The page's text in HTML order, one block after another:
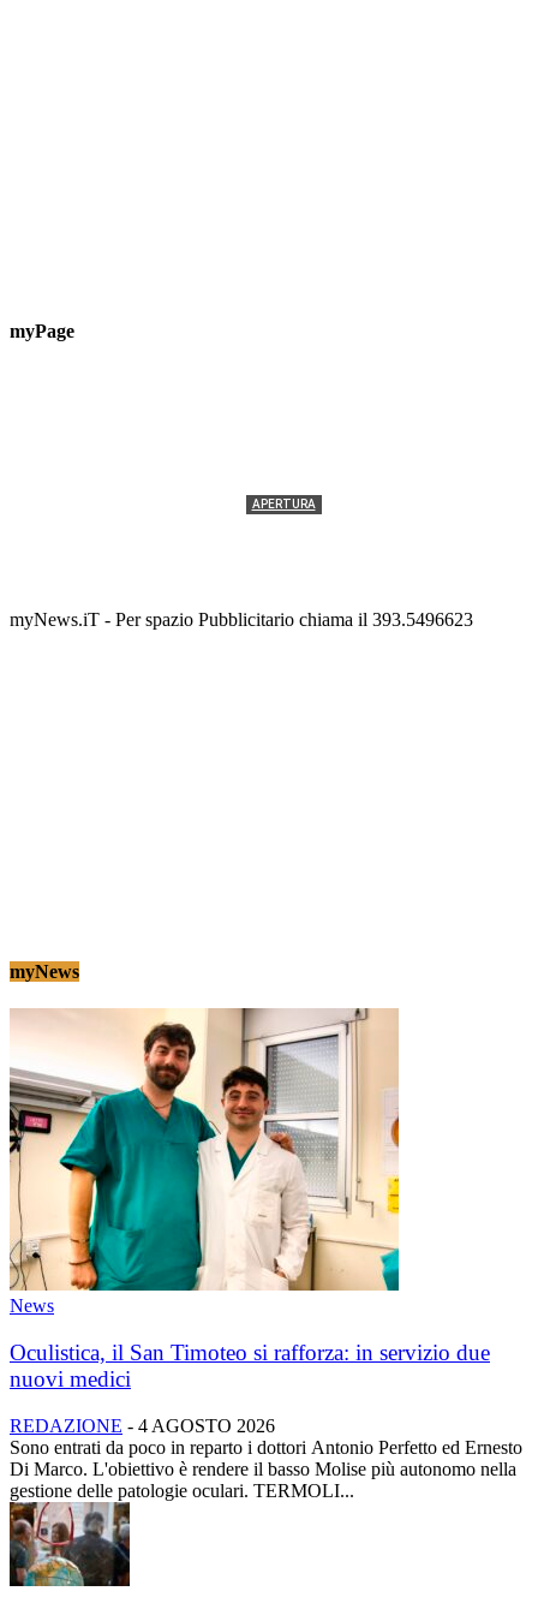
myPage
APERTURA
myNews.iT - Per spazio Pubblicitario chiama il 393.5496623
myNews
News
Oculistica, il San Timoteo si rafforza: in servizio due
nuovi medici
REDAZIONE - 4 AGOSTO 2026
Sono entrati da poco in reparto i dottori Antonio Perfetto ed Ernesto
Di Marco. L'obiettivo è rendere il basso Molise più autonomo nella
gestione delle patologie oculari. TERMOLI...